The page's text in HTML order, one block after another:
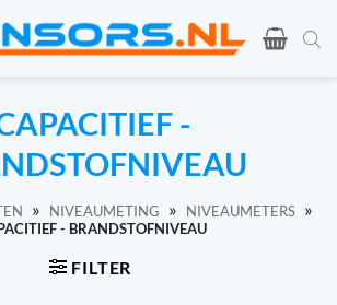
-
» NIVEAUMETING » NIVEAUMETERS »
- BRANDSTOFNIVEAU
FILTER